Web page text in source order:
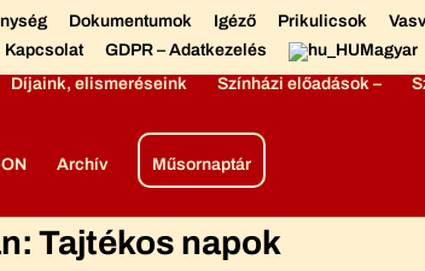
Dokumentumok Igéző Prikulicsok
Kapcsolat GDPR – Adatkezelés Magyar
Díjaink, elismeréseink Színházi előadások –
Archív Műsornaptár
Tajtékos napok